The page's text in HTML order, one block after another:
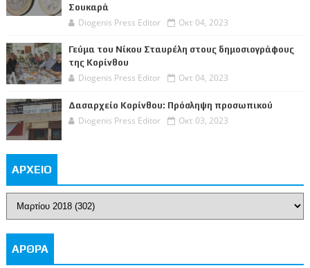
Σουκαρά
Diogenis Press Editor Οκτ 04, 2023
Γεύμα του Νίκου Σταυρέλη στους δημοσιογράφους
της Κορίνθου
Diogenis Press Editor Οκτ 04, 2023
Δασαρχείο Κορίνθου: Πρόσληψη προσωπικού
Diogenis Press Editor Οκτ 03, 2023
ΑΡΧΕΙΟ
ΑΡΘΡΑ